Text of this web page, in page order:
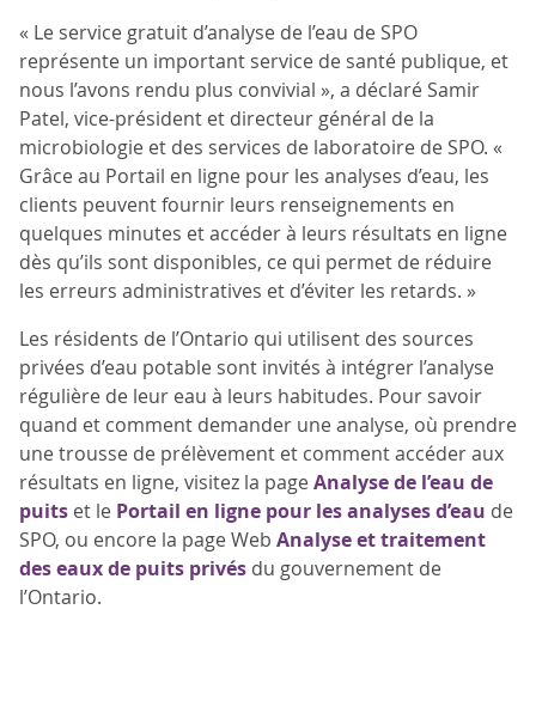
« Le service gratuit d’analyse de l’eau de SPO
représente un important service de santé publique, et
nous l’avons rendu plus convivial », a déclaré Samir
Patel, vice-président et directeur général de la
microbiologie et des services de laboratoire de SPO. «
Grâce au Portail en ligne pour les analyses d’eau, les
clients peuvent fournir leurs renseignements en
quelques minutes et accéder à leurs résultats en ligne
dès qu’ils sont disponibles, ce qui permet de réduire
les erreurs administratives et d’éviter les retards. »
Les résidents de l’Ontario qui utilisent des sources
privées d’eau potable sont invités à intégrer l’analyse
régulière de leur eau à leurs habitudes. Pour savoir
quand et comment demander une analyse, où prendre
une trousse de prélèvement et comment accéder aux
résultats en ligne, visitez la pageAnalyse de l’eau de
puits et le Portail en ligne pour les analyses d’eau de
SPO, ou encore la page Web Analyse et traitement
des eaux de puits privés du gouvernement de
l’Ontario.